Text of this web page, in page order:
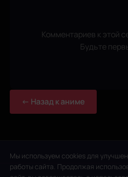
Мы используем cookies для
работы сайта. Продолжая
Комментариев к этой
Будьте
← Назад к аниме